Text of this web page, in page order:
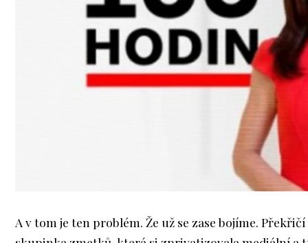
A v tom je ten problém. Že už se zase bojíme.